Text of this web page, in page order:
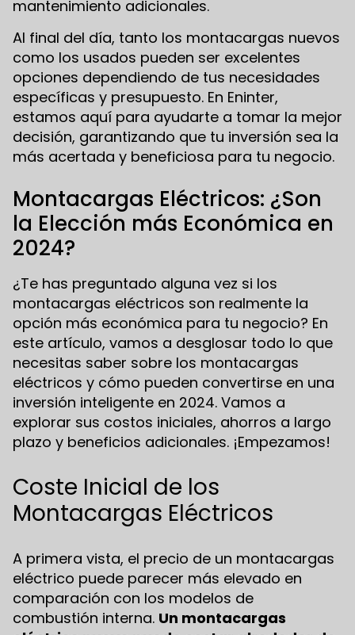
mantenimiento adicionales.
Al final del día, tanto los montacargas nuevos
como los usados pueden ser excelentes
opciones dependiendo de tus necesidades
específicas y presupuesto. En Eninter,
estamos aquí para ayudarte a tomar la mejor
decisión, garantizando que tu inversión sea la
más acertada y beneficiosa para tu negocio.
Montacargas Eléctricos: ¿Son
la Elección más Económica en
2024?
¿Te has preguntado alguna vez si los
montacargas eléctricos son realmente la
opción más económica para tu negocio? En
este artículo, vamos a desglosar todo lo que
necesitas saber sobre los montacargas
eléctricos y cómo pueden convertirse en una
inversión inteligente en 2024. Vamos a
explorar sus costos iniciales, ahorros a largo
plazo y beneficios adicionales. ¡Empezamos!
Coste Inicial de los
Montacargas Eléctricos
A primera vista, el precio de un montacargas
eléctrico puede parecer más elevado en
comparación con los modelos de
combustión interna. Un montacargas